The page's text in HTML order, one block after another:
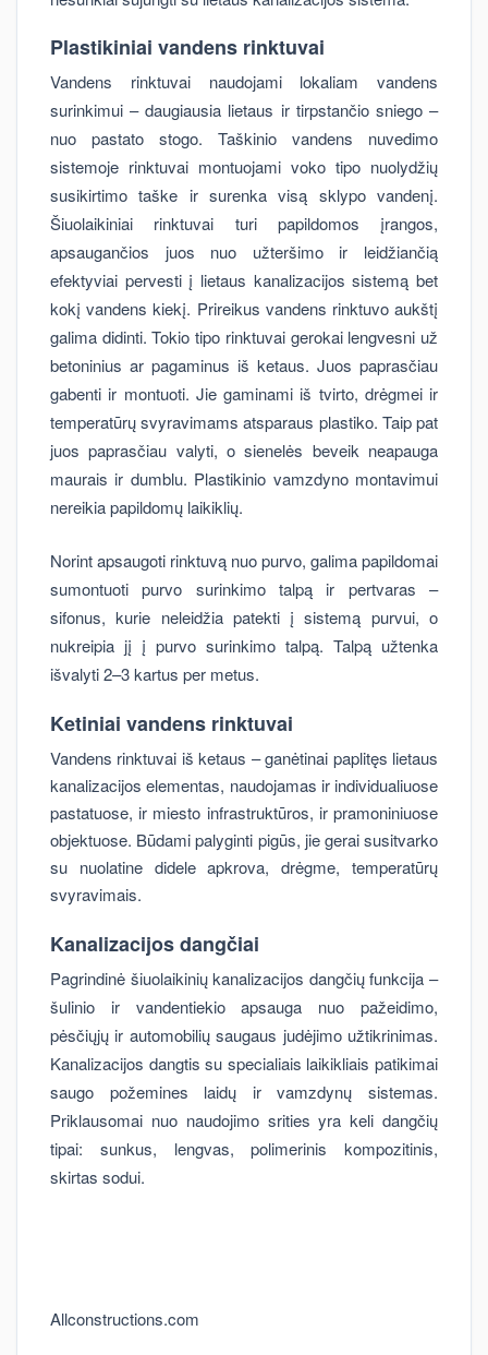
Plastikiniai vandens rinktuvai
Vandens rinktuvai naudojami lokaliam vandens
surinkimui – daugiausia lietaus ir tirpstančio sniego –
nuo pastato stogo. Taškinio vandens nuvedimo
sistemoje rinktuvai montuojami voko tipo nuolydžių
susikirtimo taške ir surenka visą sklypo vandenį.
Šiuolaikiniai rinktuvai turi papildomos įrangos,
apsaugančios juos nuo užteršimo ir leidžiančią
efektyviai pervesti į lietaus kanalizacijos sistemą bet
kokį vandens kiekį. Prireikus vandens rinktuvo aukštį
galima didinti. Tokio tipo rinktuvai gerokai lengvesni už
betoninius ar pagaminus iš ketaus. Juos paprasčiau
gabenti ir montuoti. Jie gaminami iš tvirto, drėgmei ir
temperatūrų svyravimams atsparaus plastiko. Taip pat
juos paprasčiau valyti, o sienelės beveik neapauga
maurais ir dumblu. Plastikinio vamzdyno montavimui
nereikia papildomų laikiklių.
Norint apsaugoti rinktuvą nuo purvo, galima papildomai
sumontuoti purvo surinkimo talpą ir pertvaras –
sifonus, kurie neleidžia patekti į sistemą purvui, o
nukreipia jį į purvo surinkimo talpą. Talpą užtenka
išvalyti 2–3 kartus per metus.
Ketiniai vandens rinktuvai
Vandens rinktuvai iš ketaus – ganėtinai paplitęs lietaus
kanalizacijos elementas, naudojamas ir individualiuose
pastatuose, ir miesto infrastruktūros, ir pramoniniuose
objektuose. Būdami palyginti pigūs, jie gerai susitvarko
su nuolatine didele apkrova, drėgme, temperatūrų
svyravimais.
Kanalizacijos dangčiai
Pagrindinė šiuolaikinių kanalizacijos dangčių funkcija –
šulinio ir vandentiekio apsauga nuo pažeidimo,
pėsčiųjų ir automobilių saugaus judėjimo užtikrinimas.
Kanalizacijos dangtis su specialiais laikikliais patikimai
saugo požemines laidų ir vamzdynų sistemas.
Priklausomai nuo naudojimo srities yra keli dangčių
tipai: sunkus, lengvas, polimerinis kompozitinis,
skirtas sodui.
Allconstructions.com